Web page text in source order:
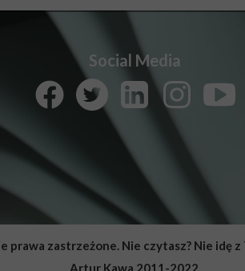
Social Media
prawa zastrzeżone. Nie czytasz? Nie idę z
Artur Kawa 2011-2022